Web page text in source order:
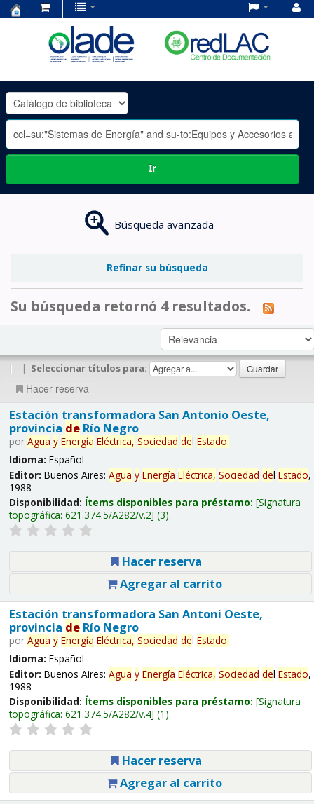
OLADE
-
Ir
Búsqueda avanzada
Refinar su búsqueda
Su búsqueda retornó 4 resultados.
| | Seleccionar títulos para:
Hacer reserva
Estación transformadora San Antonio Oeste,
provincia deRío Negro
por Agua y Energía Eléctrica, Sociedad del Estado.
Idioma: Español
Editor: Buenos Aires: Agua y Energía Eléctrica, Sociedad del Estado,
1988
Disponibilidad: Ítems disponibles para préstamo: Signatura
topográfica: 621.374.5/A282/v.2 (3).
Hacer reserva
Agregar al carrito
Estación transformadora San Antoni Oeste,
provincia deRío Negro
por Agua y Energía Eléctrica, Sociedad del Estado.
Idioma: Español
Editor: Buenos Aires: Agua y Energía Eléctrica, Sociedad del Estado,
1988
Disponibilidad: Ítems disponibles para préstamo: Signatura
topográfica: 621.374.5/A282/v.4 (1).
Hacer reserva
Agregar al carrito